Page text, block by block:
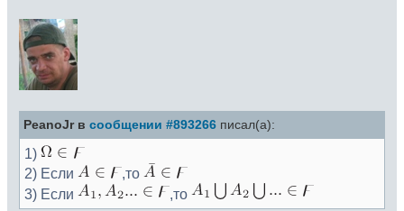
PeanoJr в сообщении #893266 писал(а):
1)
2) Если
,то
3) Если
,то